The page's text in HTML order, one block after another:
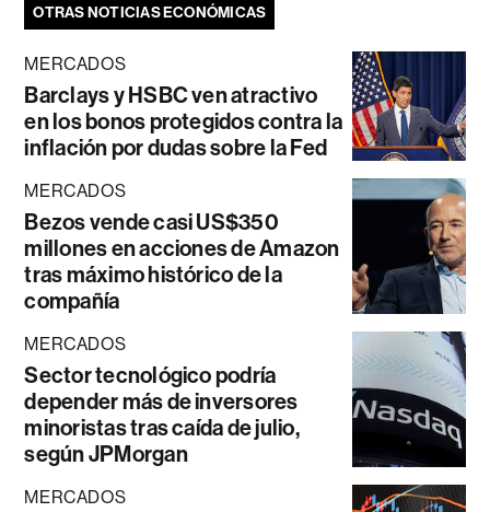
OTRAS NOTICIAS ECONÓMICAS
MERCADOS
Barclays y HSBC ven atractivo
en los bonos protegidos contra la
inflación por dudas sobre la Fed
MERCADOS
Bezos vende casi US$350
millones en acciones de Amazon
tras máximo histórico de la
compañía
MERCADOS
Sector tecnológico podría
depender más de inversores
minoristas tras caída de julio,
según JPMorgan
MERCADOS